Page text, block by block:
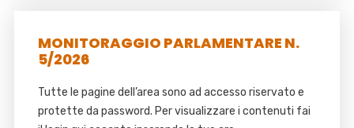
MONITORAGGIO PARLAMENTARE N.
5/2026
Tutte le pagine dell’area sono ad accesso riservato e
protette da password. Per visualizzare i contenuti fai